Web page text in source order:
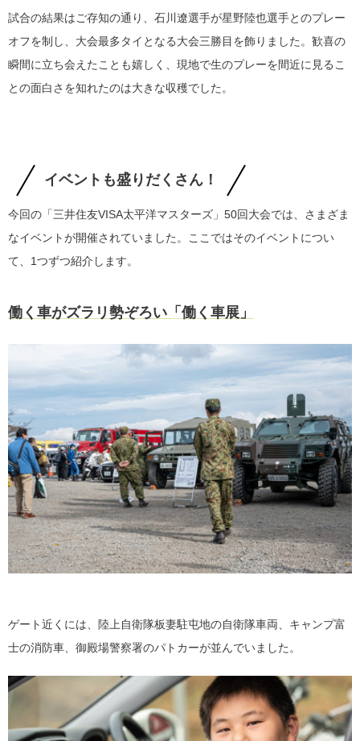
試合の結果はご存知の通り、石川遼選手が星野陸也選手とのプレー
オフを制し、大会最多タイとなる大会三勝目を飾りました。歓喜の
瞬間に立ち会えたことも嬉しく、現地で生のプレーを間近に見るこ
との面白さを知れたのは大きな収穫でした。
イベントも盛りだくさん！
今回の「三井住友VISA太平洋マスターズ」50回大会では、さまざま
なイベントが開催されていました。ここではそのイベントについ
て、1つずつ紹介します。
働く車がズラリ勢ぞろい「働く車展」
ゲート近くには、陸上自衛隊板妻駐屯地の自衛隊車両、キャンプ富
士の消防車、御殿場警察署のパトカーが並んでいました。